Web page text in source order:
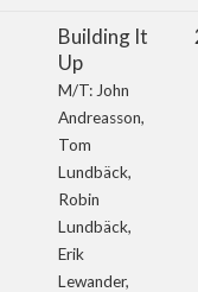
Building It
Up
M/T: John
Andreasson,
Tom
Lundbäck,
Robin
Lundbäck,
Erik
Lewander,